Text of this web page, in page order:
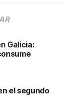
de la
para
de los
una
Galicia:
el segundo